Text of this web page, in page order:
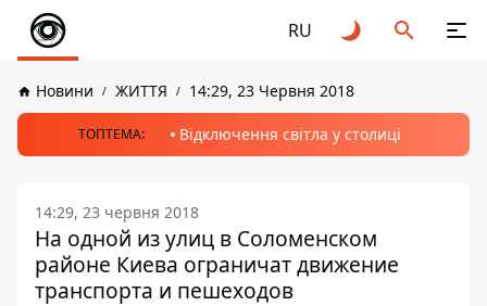
RU
Новини ЖИТТЯ 14:29, 23 Червня 2018
ТОПТЕМА: Відключення світла у столиці
14:29, 23 червня 2018
На одной из улиц в Соломенском
районе Киева ограничат движение
транспорта и пешеходов